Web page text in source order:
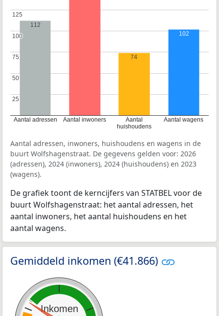
Aantal adressen Aantal inwoners
Aantal
huishoudens
Aantal wagens
25
25
50
50
75
75
100
100
125
125
112
74
102
Aantal adressen, inwoners, huishoudens en wagens in de
buurt Wolfshagenstraat. De gegevens gelden voor: 2026
(adressen), 2024 (inwoners), 2024 (huishoudens) en 2023
(wagens).
De grafiek toont de kerncijfers van STATBEL voor de
buurt Wolfshagenstraat: het aantal adressen, het
aantal inwoners, het aantal huishoudens en het
aantal wagens.
Gemiddeld inkomen (€41.866)
Inkomen